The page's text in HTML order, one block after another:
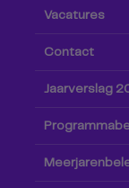
Vacatures
Contact
Jaarverslag